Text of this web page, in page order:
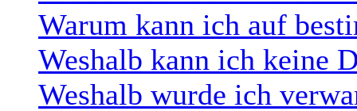
Warum kann ich auf
Weshalb kann ich keine
Weshalb wurde ich